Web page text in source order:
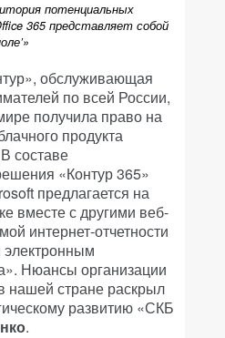
потенциальных
365 представляет собой
обслуживающая
по всей России,
получила право на
продукта
составе
«Контур 365»
предлагается на
вместе с другими веб-
интернет-отчетности
электронным
Нюансы организации
нашей стране раскрыл
развитию «СКБ
.